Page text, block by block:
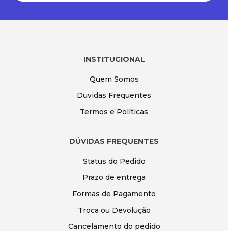
INSTITUCIONAL
Quem Somos
Duvidas Frequentes
Termos e Políticas
DÚVIDAS FREQUENTES
Status do Pedido
Prazo de entrega
Formas de Pagamento
Troca ou Devolução
Cancelamento do pedido